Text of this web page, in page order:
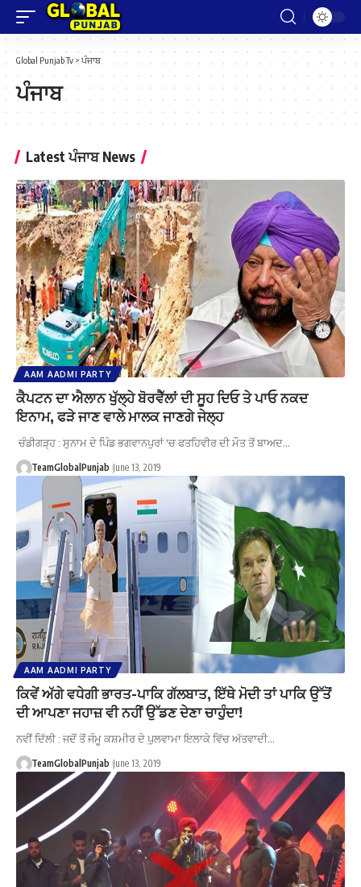
Global Punjab Tv > ਪੰਜਾਬ
ਪੰਜਾਬ
Latest ਪੰਜਾਬ News
AAM AADMI PARTY
ਕੈਪਟਨ ਦਾ ਐਲਾਨ ਖੁੱਲ੍ਹੇ ਬੋਰਵੈੱਲਾਂ ਦੀ ਸੂਹ ਦਿਓ ਤੇ ਪਾਓ ਨਕਦ
ਇਨਾਮ, ਫੜੇ ਜਾਣ ਵਾਲੇ ਮਾਲਕ ਜਾਣਗੇ ਜੇਲ੍ਹ
ਚੰਡੀਗੜ੍ਹ : ਸੁਨਾਮ ਦੇ ਪਿੰਡ ਭਗਵਾਨਪੁਰਾਂ 'ਚ ਫਤਹਿਵੀਰ ਦੀ ਮੌਤ ਤੋਂ ਬਾਅਦ…
TeamGlobalPunjab June 13, 2019
AAM AADMI PARTY
ਕਿਵੇਂ ਅੱਗੇ ਵਧੇਗੀ ਭਾਰਤ-ਪਾਕਿ ਗੱਲਬਾਤ, ਇੱਥੇ ਮੋਦੀ ਤਾਂ ਪਾਕਿ ਉੱਤੋਂ
ਦੀ ਆਪਣਾ ਜਹਾਜ਼ ਵੀ ਨਹੀਂ ਉੱਡਣ ਦੇਣਾ ਚਾਹੁੰਦਾ!
ਨਵੀਂ ਦਿੱਲੀ : ਜਦੋਂ ਤੋਂ ਜੰਮੂ ਕਸ਼ਮੀਰ ਦੇ ਪੁਲਵਾਮਾ ਇਲਾਕੇ ਵਿੱਚ ਅੱਤਵਾਦੀ…
TeamGlobalPunjab June 13, 2019